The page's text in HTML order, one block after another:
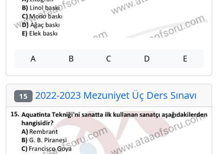
A B C D E
15 2022-2023 Mezuniyet Üç Ders Sınavı